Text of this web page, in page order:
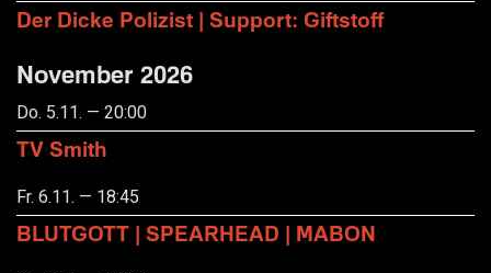
Der Dicke Polizist | Support: Giftstoff
November 2026
Do. 5.11. — 20:00
TV Smith
Fr. 6.11. — 18:45
BLUTGOTT | SPEARHEAD | MABON